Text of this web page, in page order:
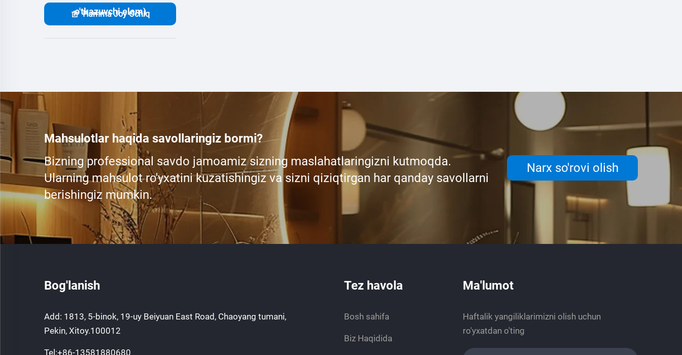
o'tkazuvchi elem)
Hamma Joy Ochiq
Mahsulotlar haqida savollaringiz bormi?
Bizning professional savdo jamoamiz sizning maslahatlaringizni kutmoqda.
Ularning mahsulot ro'yxatini kuzatishingiz va sizni qiziqtirgan har qanday savollarni
berishingiz mumkin.
Narx so'rovi olish
Bog'lanish
Add: 1813, 5-binok, 19-uy Beiyuan East Road, Chaoyang tumani,
Pekin, Xitoy.100012
Tel:+86-13581880680
Tez havola
Bosh sahifa
Biz Haqidida
Ma'lumot
Haftalik yangiliklarimizni olish uchun
ro'yxatdan o'ting